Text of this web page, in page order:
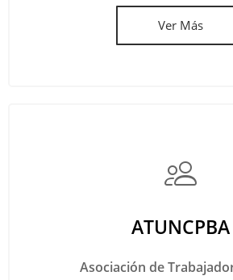
Ver Más
ATUNCPBA
Asociación de